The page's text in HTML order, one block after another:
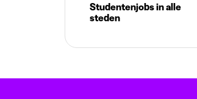
Studentenjobs in alle
steden